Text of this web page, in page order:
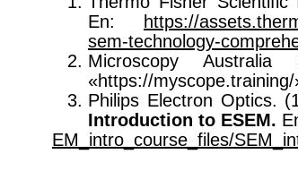
En:
https://
sem-technology-
Microscopy Australia
«https://
Philips Electron Optics.
Introduction to ESEM.
EM_intro_course_files/